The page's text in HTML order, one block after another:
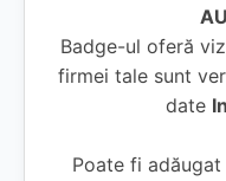
Badge-ul oferă
firmei tale sunt
date
Poate fi adăugat